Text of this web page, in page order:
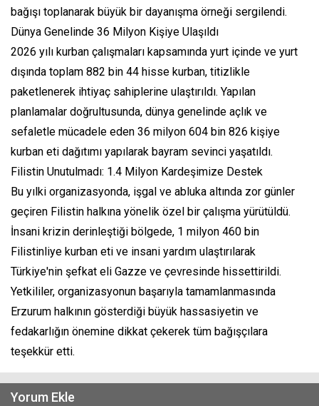
bağışı toplanarak büyük bir dayanışma örneği sergilendi.
Dünya Genelinde 36 Milyon Kişiye Ulaşıldı
2026 yılı kurban çalışmaları kapsamında yurt içinde ve yurt
dışında toplam 882 bin 44 hisse kurban, titizlikle
paketlenerek ihtiyaç sahiplerine ulaştırıldı. Yapılan
planlamalar doğrultusunda, dünya genelinde açlık ve
sefaletle mücadele eden 36 milyon 604 bin 826 kişiye
kurban eti dağıtımı yapılarak bayram sevinci yaşatıldı.
Filistin Unutulmadı: 1.4 Milyon Kardeşimize Destek
Bu yılki organizasyonda, işgal ve abluka altında zor günler
geçiren Filistin halkına yönelik özel bir çalışma yürütüldü.
İnsani krizin derinleştiği bölgede, 1 milyon 460 bin
Filistinliye kurban eti ve insani yardım ulaştırılarak
Türkiye'nin şefkat eli Gazze ve çevresinde hissettirildi.
Yetkililer, organizasyonun başarıyla tamamlanmasında
Erzurum halkının gösterdiği büyük hassasiyetin ve
fedakarlığın önemine dikkat çekerek tüm bağışçılara
teşekkür etti.
Yorum Ekle